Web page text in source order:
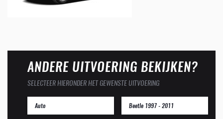
ANDERE UITVOERING BEKIJKEN?
SELECTEER HIERONDER HET GEWENSTE UITVOERING